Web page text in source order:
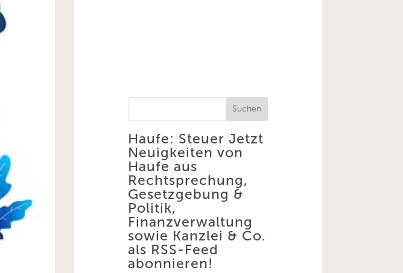
Suchen
Haufe: Steuer Jetzt
Neuigkeiten von
Haufe aus
Rechtsprechung,
Gesetzgebung &
Politik,
Finanzverwaltung
sowie Kanzlei & Co.
als RSS-Feed
abonnieren!